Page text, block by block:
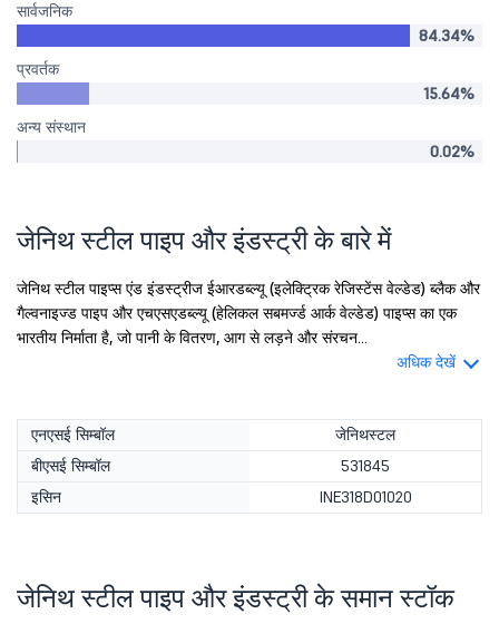
सार्वजनिक
84.34%
प्रवर्तक
15.64%
अन्य संस्थान
0.02%
जेनिथ स्टील पाइप और इंडस्ट्री के बारे में
जेनिथ स्टील पाइप्स एंड इंडस्ट्रीज ईआरडब्ल्यू (इलेक्ट्रिक रेजिस्टेंस वेल्डेड) ब्लैक और
गैल्वनाइज्ड पाइप और एचएसएडब्ल्यू (हेलिकल सबमर्ज्ड आर्क वेल्डेड) पाइप्स का एक
भारतीय निर्माता है, जो पानी के वितरण, आग से लड़ने और संरचन...
अधिक देखें
एनएसई सिम्बॉल
जेनिथस्टल
बीएसई सिम्बॉल
531845
इसिन
INE318D01020
जेनिथ स्टील पाइप और इंडस्ट्री के समान स्टॉक